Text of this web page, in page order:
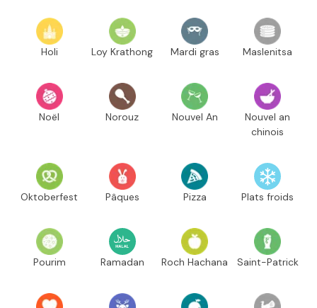
Holi Loy Krathong Mardi gras Maslenitsa
Noël Norouz Nouvel An
Nouvel an
chinois
Oktoberfest Pâques Pizza Plats froids
Pourim Ramadan Roch Hachana Saint-Patrick